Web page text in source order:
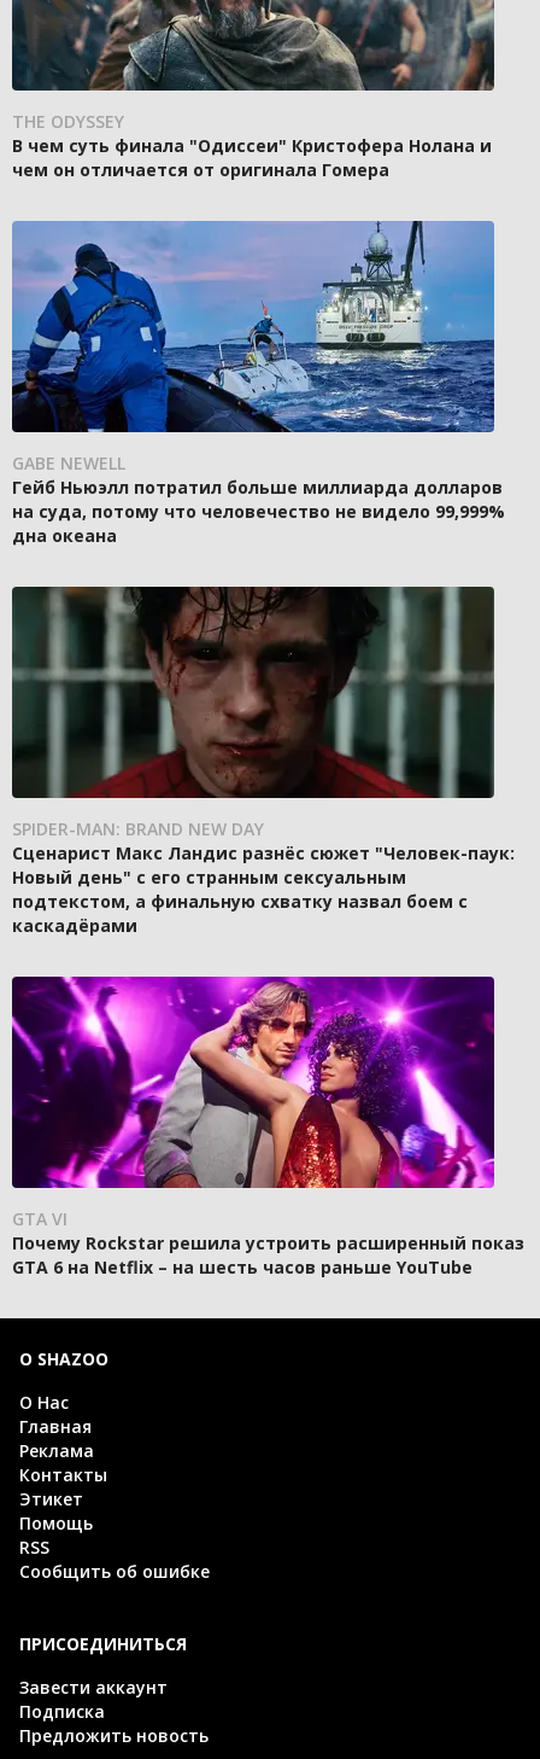
THE ODYSSEY
В чем суть финала "Одиссеи" Кристофера Нолана и
чем он отличается от оригинала Гомера
GABE NEWELL
Гейб Ньюэлл потратил больше миллиарда долларов
на суда, потому что человечество не видело 99,999%
дна океана
SPIDER-MAN: BRAND NEW DAY
Сценарист Макс Ландис разнёс сюжет "Человек-паук:
Новый день" с его странным сексуальным
подтекстом, а финальную схватку назвал боем с
каскадёрами
GTA VI
Почему Rockstar решила устроить расширенный показ
GTA 6 на Netflix – на шесть часов раньше YouTube
О SHAZOO
О Нас
Главная
Реклама
Контакты
Этикет
Помощь
RSS
Сообщить об ошибке
ПРИСОЕДИНИТЬСЯ
Завести аккаунт
Подписка
Предложить новость